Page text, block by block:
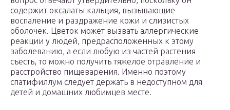
содержит оксалаты кальция, вызывающие
воспаление и раздражение кожи и слизистых
оболочек. Цветок может вызвать аллергические
реакции у людей, предрасположенных к этому
заболеванию, а если любую из частей растения
съесть, то можно получить тяжелое отравление и
расстройство пищеварения. Именно поэтому
спатифиллум следует держать в недоступном для
детей и домашних любимцев месте.